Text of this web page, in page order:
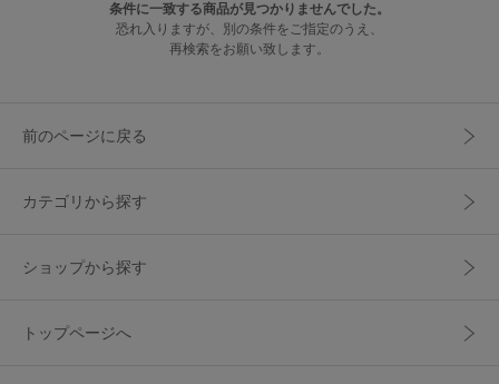
条件に一致する商品が見つかりませんでした。
恐れ入りますが、別の条件をご指定のうえ、
再検索をお願い致します。
前のページに戻る
カテゴリから探す
ショップから探す
トップページへ